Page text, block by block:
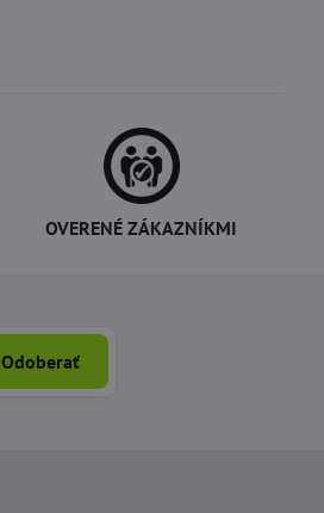
OVERENÉ ZÁKAZNÍKMI
Odoberať